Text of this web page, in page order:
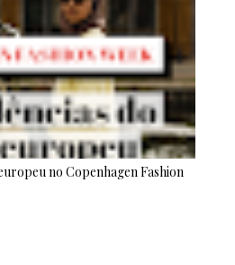
no Copenhagen Fashion